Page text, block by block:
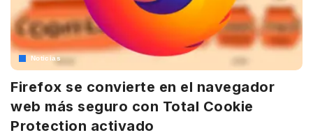
Noticias
Firefox se convierte en el navegador
web más seguro con Total Cookie
Protection activado